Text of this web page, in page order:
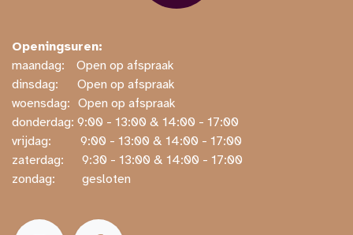
Openingsuren:
maandag:
​​Open op afspraak
dinsdag:
​Open op afspraak
woensdag: ​Open op afspraak
donderdag: ​9:00 - 13:00 & 14:00 - 17:00
vrijdag:
​ ​9:00 - 13:00 & 14:00 - 17:00
zaterdag:
​ ​9:30 - 13:00 & 14:00 - 17:00
zondag:
​ gesloten